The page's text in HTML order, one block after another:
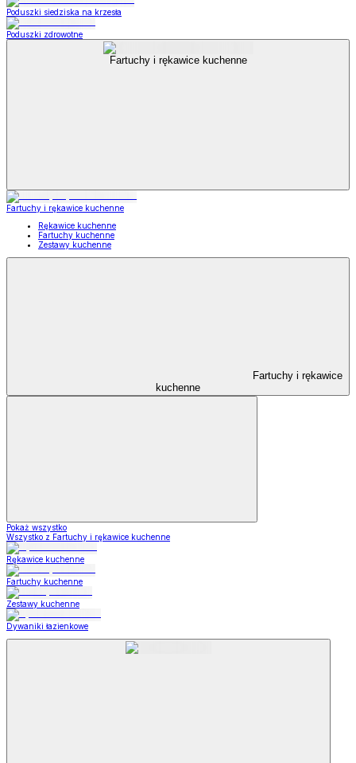
Poduszki siedziska na krzesła
Poduszki zdrowotne
Fartuchy i rękawice kuchenne
Fartuchy i rękawice kuchenne
Rękawice kuchenne
Fartuchy kuchenne
Zestawy kuchenne
Fartuchy i rękawice
kuchenne
Pokaż wszystko
Wszystko z Fartuchy i rękawice kuchenne
Rękawice kuchenne
Fartuchy kuchenne
Zestawy kuchenne
Dywaniki łazienkowe